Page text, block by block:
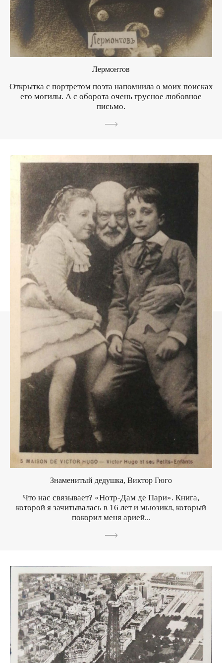
Лермонтов
Открытка с портретом поэта напомнила о моих поисках
его могилы. А с оборота очень грусное любовное
письмо.
Знаменитый дедушка, Виктор Гюго
Что нас связывает? «Нотр-Дам де Пари». Книга,
которой я зачитывалась в 16 лет и мьюзикл, который
покорил меня арией...